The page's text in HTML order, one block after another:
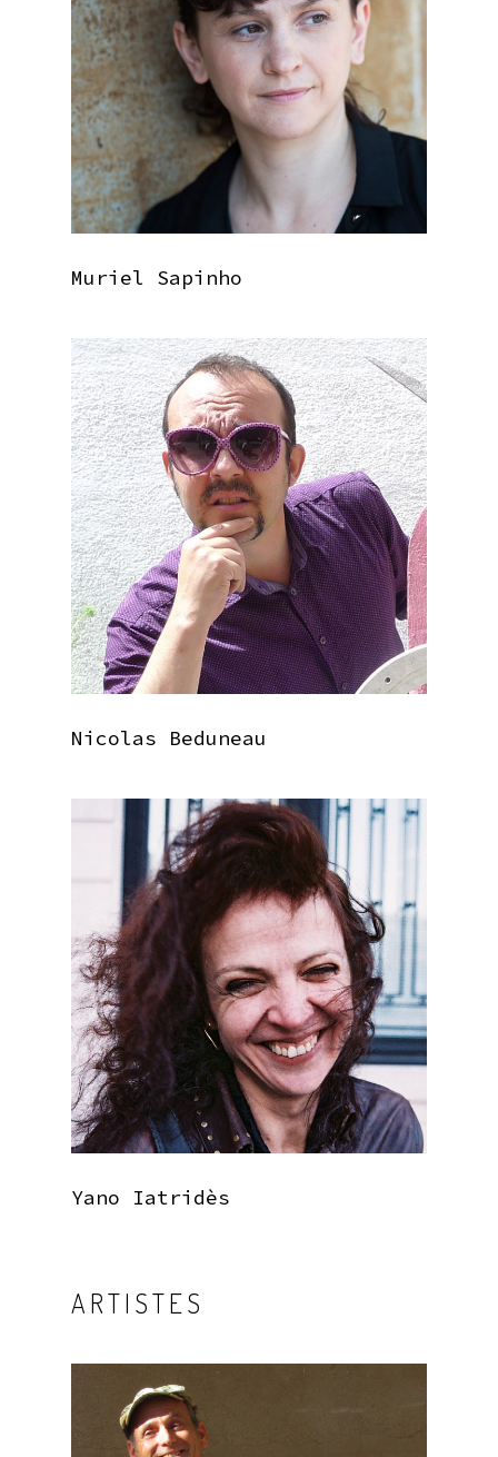
Muriel Sapinho
Nicolas Beduneau
Yano Iatridès
ARTISTES